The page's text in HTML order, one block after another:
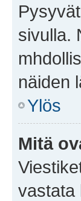
sivulla.
näiden
Ylös
Mitä
vastata